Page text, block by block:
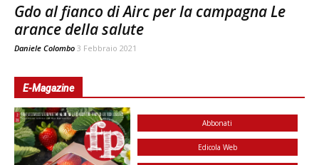
Gdo al fianco di Airc per la campagna Le
arance della salute
Daniele Colombo 3 Febbraio 2021
E-Magazine
Abbonati
Edicola Web